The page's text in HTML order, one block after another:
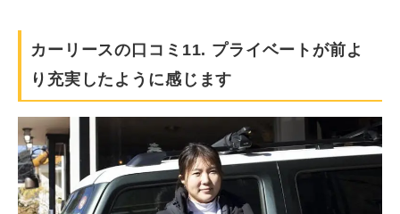
カーリースの口コミ11. プライベートが前よ
り充実したように感じます